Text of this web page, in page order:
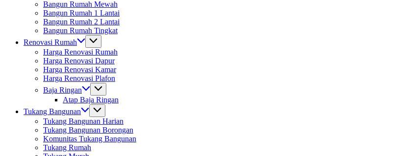
Bangun Rumah Mewah
Bangun Rumah 1 Lantai
Bangun Rumah 2 Lantai
Bangun Rumah Tingkat
Renovasi Rumah
Harga Renovasi Rumah
Harga Renovasi Dapur
Harga Renovasi Kamar
Harga Renovasi Plafon
Baja Ringan
Atap Baja Ringan
Tukang Bangunan
Tukang Bangunan Harian
Tukang Bangunan Borongan
Komunitas Tukang Bangunan
Tukang Rumah